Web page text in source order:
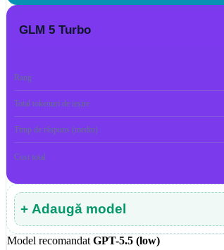
GLM 5 Turbo
Rang
Total tokenuri de ieșire
Timp de răspuns (mediu)
Cost total
+ Adaugă model
Model recomandat GPT-5.5 (low)